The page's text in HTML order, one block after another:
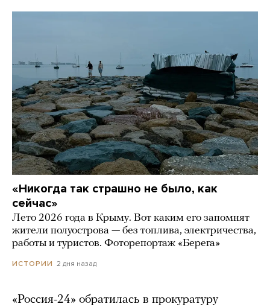
«Никогда так страшно не было, как
сейчас»
Лето 2026 года в Крыму. Вот каким его запомнят
жители полуострова — без топлива, электричества,
работы и туристов. Фоторепортаж «Берега»
ИСТОРИИ 2 дня назад
«Россия-24» обратилась в прокуратуру